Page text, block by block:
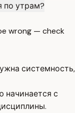
по утрам?
wrong — check
системность,
начинается с